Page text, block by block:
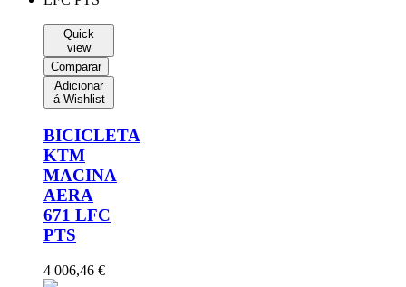
Quick
view
Comparar
Adicionar
á Wishlist
BICICLETA
KTM
MACINA
AERA
671 LFC
PTS
4 006,46 €